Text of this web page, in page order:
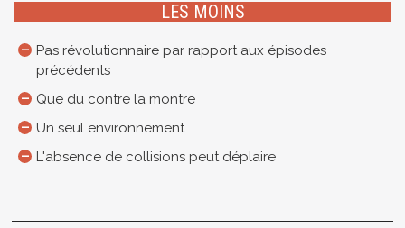
LES MOINS
Pas révolutionnaire par rapport aux épisodes
précédents
Que du contre la montre
Un seul environnement
L'absence de collisions peut déplaire